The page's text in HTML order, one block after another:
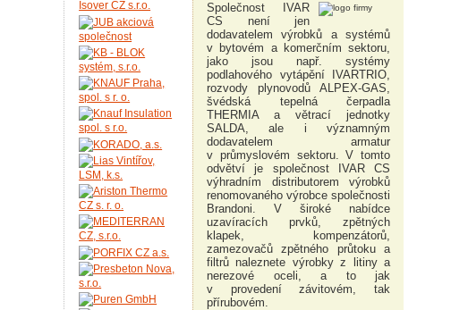
Společnost IVAR
CS není jen
dodavatelem výrobků a systémů
v bytovém a komerčním sektoru,
jako jsou např. systémy
podlahového vytápění IVARTRIO,
rozvody plynovodů ALPEX-GAS,
švédská tepelná čerpadla
THERMIA a větrací jednotky
SALDA, ale i významným
dodavatelem armatur
v průmyslovém sektoru. V tomto
odvětví je společnost IVAR CS
výhradním distributorem výrobků
renomovaného výrobce společnosti
Brandoni. V široké nabídce
uzavíracích prvků, zpětných
klapek, kompenzátorů,
zamezovačů zpětného průtoku a
filtrů naleznete výrobky z litiny a
nerezové oceli, a to jak
v provedení závitovém, tak
přírubovém.